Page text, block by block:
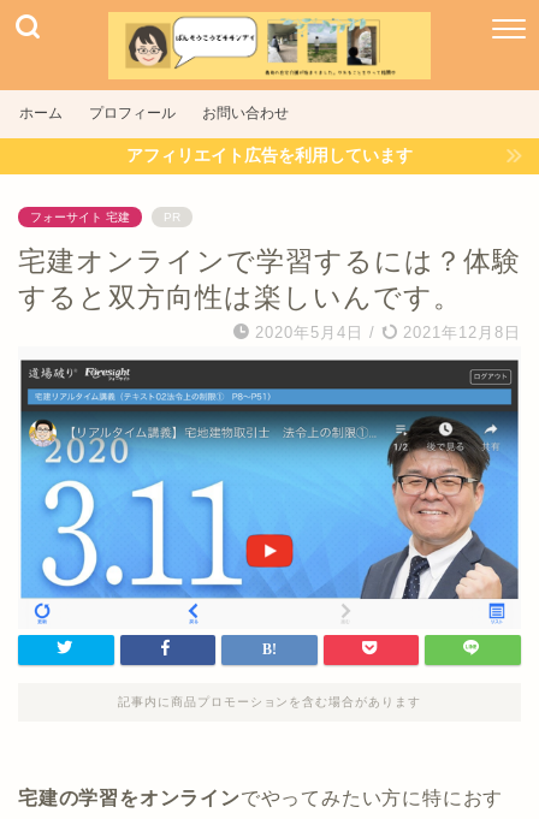
ホーム プロフィール お問い合わせ
アフィリエイト広告を利用しています
フォーサイト 宅建 PR
宅建オンラインで学習するには？体験
すると双方向性は楽しいんです。
2020年5月4日 / 2021年12月8日
記事内に商品プロモーションを含む場合があります
宅建の学習をオンラインでやってみたい方に特におす